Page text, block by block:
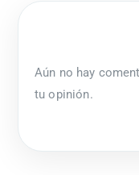
Aún no hay
tu opinión.